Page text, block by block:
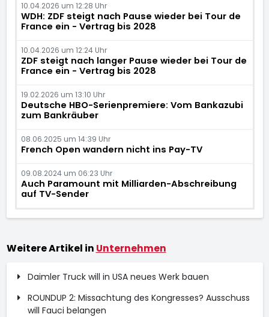
10.04.2026 um 12:28 Uhr
WDH: ZDF steigt nach Pause wieder bei Tour de
France ein - Vertrag bis 2028
10.04.2026 um 12:24 Uhr
ZDF steigt nach langer Pause wieder bei Tour de
France ein - Vertrag bis 2028
19.02.2026 um 13:10 Uhr
Deutsche HBO-Serienpremiere: Vom Bankazubi
zum Bankräuber
08.06.2025 um 14:39 Uhr
French Open wandern nicht ins Pay-TV
09.08.2024 um 06:23 Uhr
Auch Paramount mit Milliarden-Abschreibung
auf TV-Sender
Weitere Artikel in Unternehmen
Daimler Truck will in USA neues Werk bauen
ROUNDUP 2: Missachtung des Kongresses? Ausschuss
will Fauci belangen